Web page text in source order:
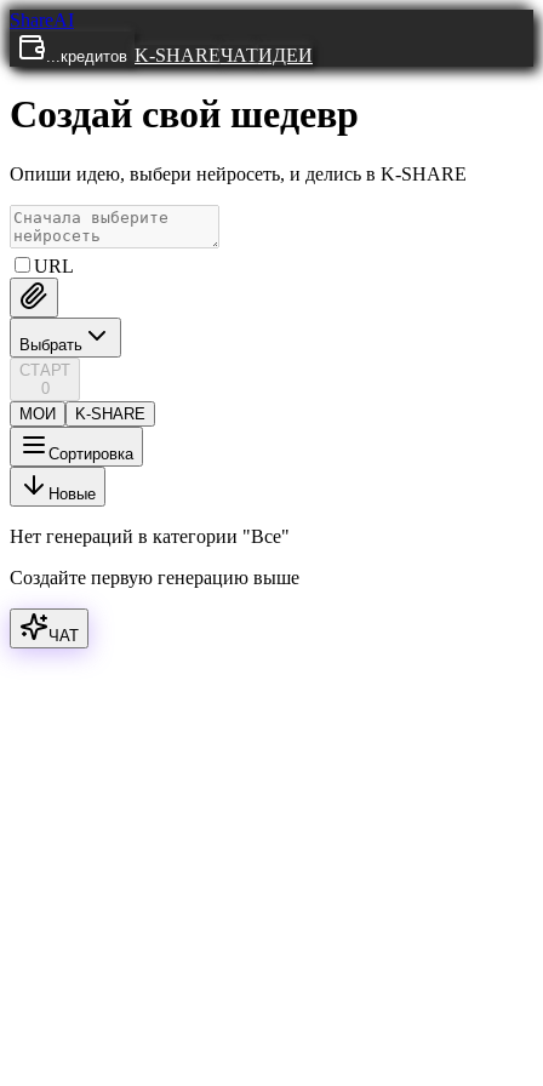
ShareAI
...кредитов K-SHAREЧАТИДЕИ
Создай свой шедевр
Опиши идею, выбери нейросеть, и делись в K-SHARE
URL
Выбрать
СТАРТ
0
МОИ
K-SHARE
Сортировка
Новые
Нет генераций в категории "Все"
Создайте первую генерацию выше
ЧАТ